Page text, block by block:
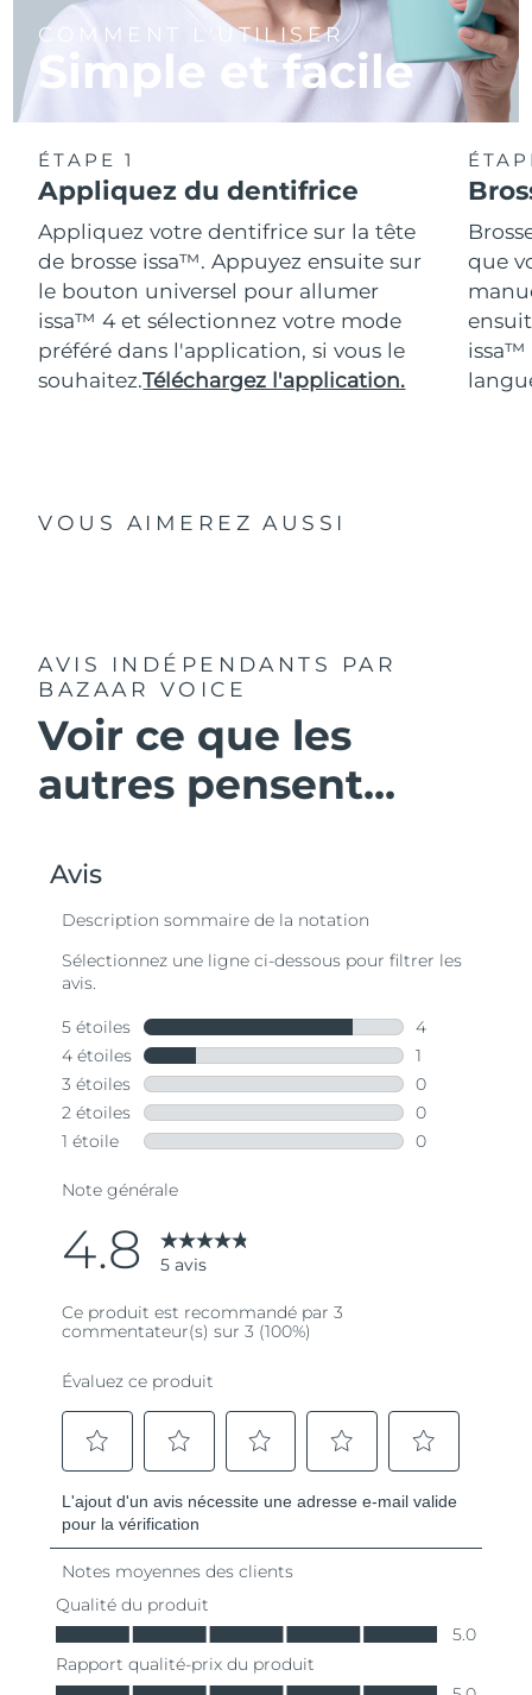
COMMENT L'UTILISER
Simple et facile
ÉTAPE 1
Appliquez du dentifrice
Appliquez votre dentifrice sur la tête
de brosse issa™. Appuyez ensuite sur
le bouton universel pour allumer
issa™ 4 et sélectionnez votre mode
préféré dans l'application, si vous le
souhaitez.Téléchargez l'application.
que
issa™
VOUS AIMEREZ AUSSI
AVIS INDÉPENDANTS
PAR
BAZAAR VOICE
Voir ce que les
autres pensent...